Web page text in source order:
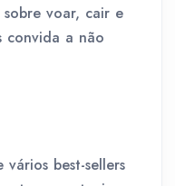
sobre voar, cair e
convida a não
best-sellers